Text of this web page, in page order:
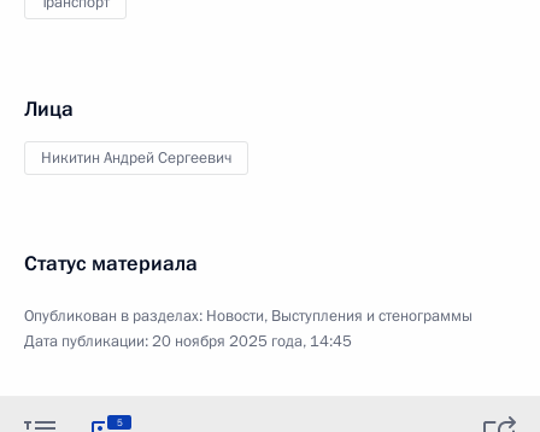
Лица
Никитин Андрей Сергеевич
Статус материала
Опубликован в разделах: Новости, Выступления и стенограммы
Дата публикации:20 ноября 2025 года, 14:45
5